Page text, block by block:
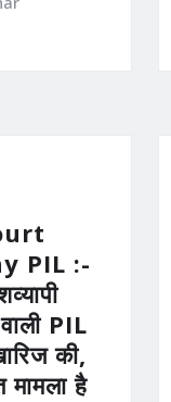
PIL :-
PIL
की,
मामला है